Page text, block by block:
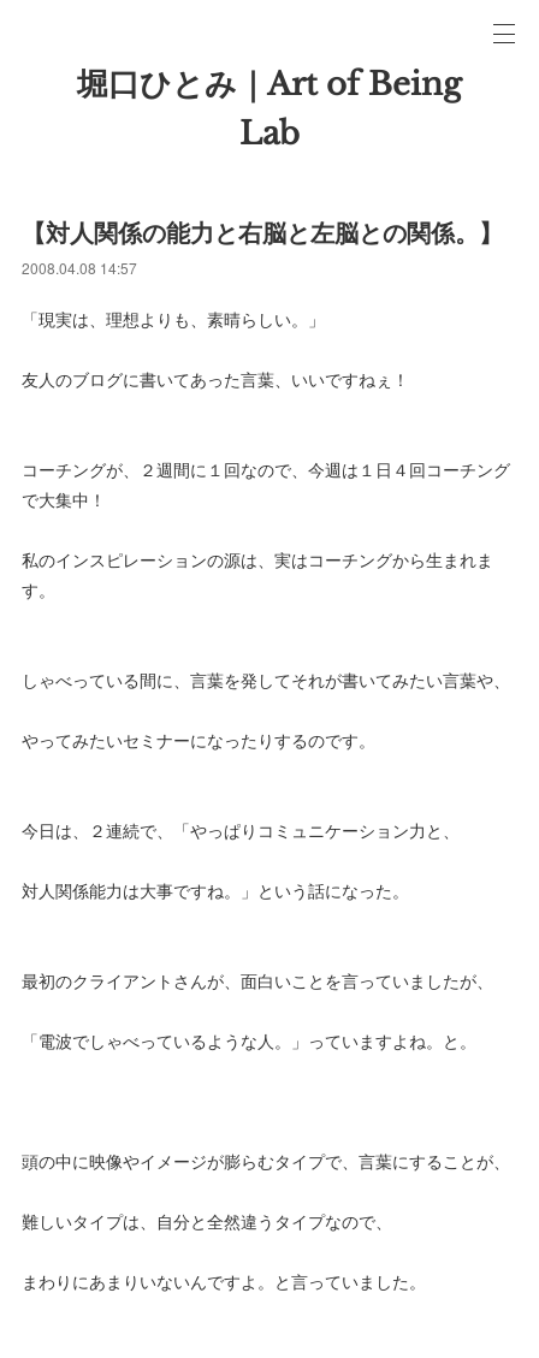
堀口ひとみ｜Art of Being
Lab
【対人関係の能力と右脳と左脳との関係。】
2008.04.08 14:57
「現実は、理想よりも、素晴らしい。」
友人のブログに書いてあった言葉、いいですねぇ！
コーチングが、２週間に１回なので、今週は１日４回コーチング
で大集中！
私のインスピレーションの源は、実はコーチングから生まれま
す。
しゃべっている間に、言葉を発してそれが書いてみたい言葉や、
やってみたいセミナーになったりするのです。
今日は、２連続で、「やっぱりコミュニケーション力と、
対人関係能力は大事ですね。」という話になった。
最初のクライアントさんが、面白いことを言っていましたが、
「電波でしゃべっているような人。」っていますよね。と。
頭の中に映像やイメージが膨らむタイプで、言葉にすることが、
難しいタイプは、自分と全然違うタイプなので、
まわりにあまりいないんですよ。と言っていました。